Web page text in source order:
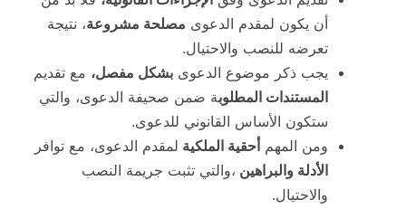
أن يكون لمقدم الدعوى مصلحة مشروعة، نتيجة
تعرضه للنصب والاحتيال.
يجب ذكر موضوع الدعوى بشكل مفصل، مع تقديم
المستندات المطلوبة ضمن صحيفة الدعوى، والتي
ستكون الأساس القانوني للدعوى.
ومن المهم أحقية الملكية لمقدم الدعوى، مع توافر
الأدلة والبراهين ،والتي تثبت جريمة النصب
والاحتيال.